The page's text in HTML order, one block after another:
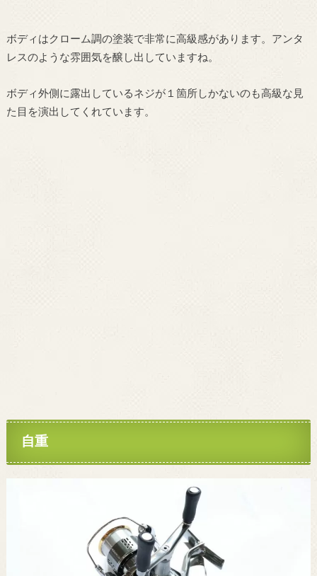
ボディはクローム調の塗装で非常に高級感があります。アンタ
レスのような雰囲気を醸し出していますね。
ボディ外側に露出しているネジが１箇所しかないのも高級な見
た目を演出してくれています。
自重